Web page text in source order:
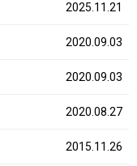
2025.11.21
2020.09.03
2020.09.03
2020.08.27
2015.11.26